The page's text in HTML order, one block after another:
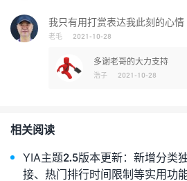
我只有用打赏表达我此刻的心情
老毛 2021-10-28
多谢老哥的大力支持
浩子 2021-10-28
相关阅读
YIA主题2.5版本更新：新增分类
接、热门排行时间限制等实用功